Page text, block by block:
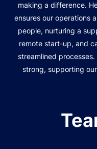
making a difference.
ensures our operations
people, nurturing a
remote start-up, and
streamlined
strong, supporting